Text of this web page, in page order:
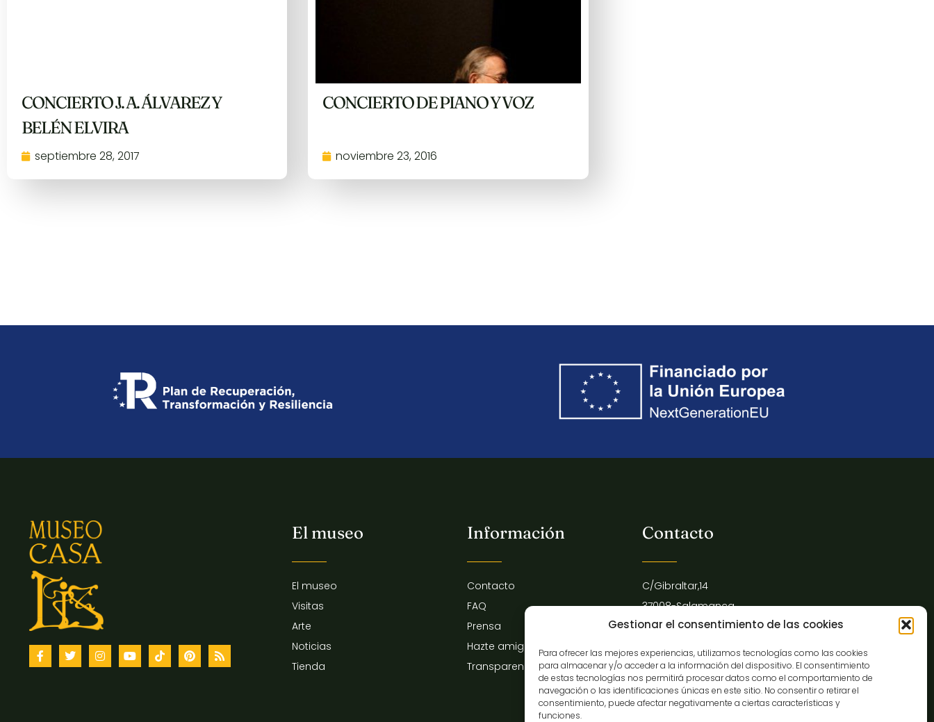
Gestionar el consentimiento de las cookies
Para ofrecer las mejores experiencias, utilizamos tecnologías como las cookies
para almacenar y/o acceder a la información del dispositivo. El consentimiento
de estas tecnologías nos permitirá procesar datos como el comportamiento de
navegación o las identificaciones únicas en este sitio. No consentir o retirar el
consentimiento, puede afectar negativamente a ciertas características y
funciones.
CONCIERTO J. A. ÁLVAREZ Y
BELÉN ELVIRA
septiembre 28, 2017
CONCIERTO DE PIANO Y VOZ
noviembre 23, 2016
El museo
El museo
Visitas
Arte
Noticias
Tienda
Información
Contacto
FAQ
Prensa
Hazte amigo del museo
Transparencia
Contacto
C/Gibraltar,14
37008-Salamanca
923 12 14 25
comunicacion@museocasalis.org